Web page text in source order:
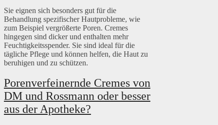
Sie eignen sich besonders gut für die
Behandlung spezifischer Hautprobleme, wie
zum Beispiel vergrößerte Poren. Cremes
hingegen sind dicker und enthalten mehr
Feuchtigkeitsspender. Sie sind ideal für die
tägliche Pflege und können helfen, die Haut zu
beruhigen und zu schützen.
Porenverfeinernde Cremes von
DM und Rossmann oder besser
aus der Apotheke?